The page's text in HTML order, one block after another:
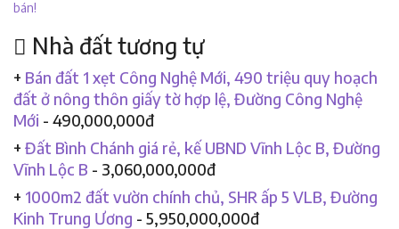
bán!
Nhà đất tương tự
+ Bán đất 1 xẹt Công Nghệ Mới, 490 triệu quy hoạch
đất ở nông thôn giấy tờ hợp lệ, Đường Công Nghệ
Mới - 490,000,000đ
+ Đất Bình Chánh giá rẻ, kế UBND Vĩnh Lộc B, Đường
Vĩnh Lộc B - 3,060,000,000đ
+ 1000m2 đất vườn chính chủ, SHR ấp 5 VLB, Đường
Kinh Trung Ương - 5,950,000,000đ